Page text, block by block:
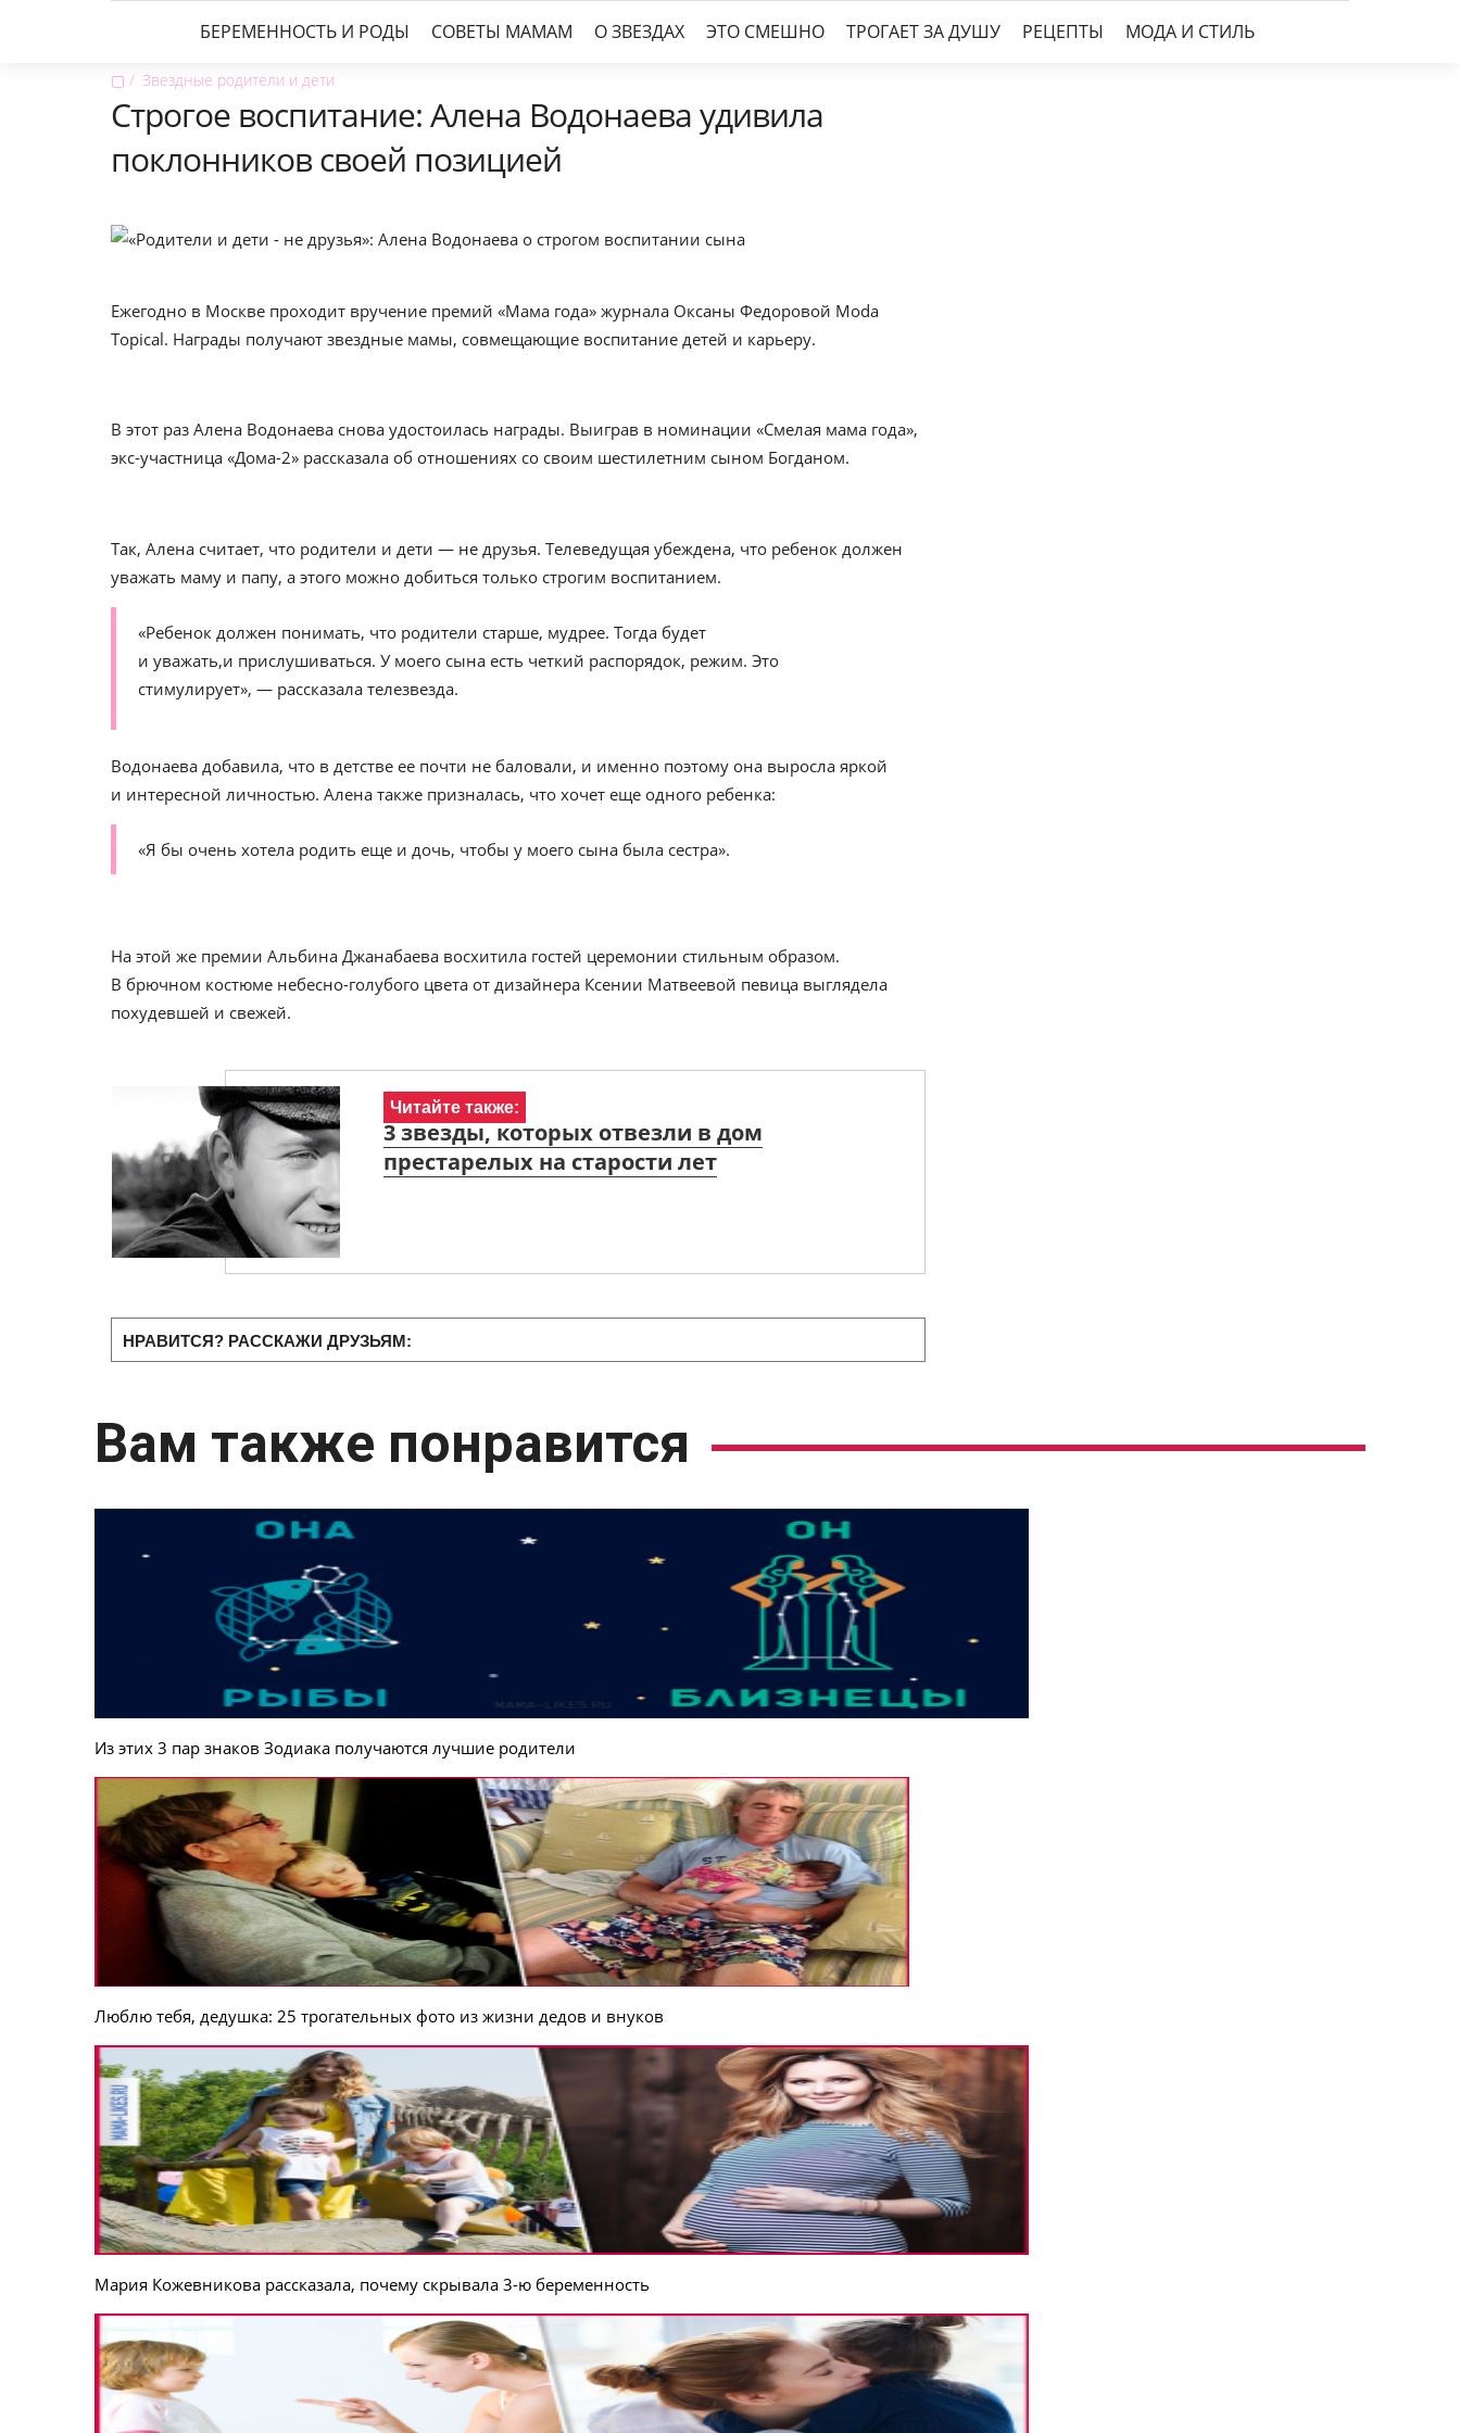
БЕРЕМЕННОСТЬ И РОДЫ СОВЕТЫ МАМАМ О ЗВЕЗДАХ ЭТО СМЕШНО ТРОГАЕТ ЗА ДУШУ РЕЦЕПТЫ МОДА И СТИЛЬ
▢ Звездные родители и дети
Строгое воспитание: Алена Водонаева удивила
поклонников своей позицией
Ежегодно в Москве проходит вручение премий «Мама года» журнала Оксаны Федоровой Moda
Topical. Награды получают звездные мамы, совмещающие воспитание детей и карьеру.
В этот раз Алена Водонаева снова удостоилась награды. Выиграв в номинации «Смелая мама года»,
экс-участница «Дома-2» рассказала об отношениях со своим шестилетним сыном Богданом.
Так, Алена считает, что родители и дети — не друзья. Телеведущая убеждена, что ребенок должен
уважать маму и папу, а этого можно добиться только строгим воспитанием.
«Ребенок должен понимать, что родители старше, мудрее. Тогда будет
и уважать,и прислушиваться. У моего сына есть четкий распорядок, режим. Это
стимулирует», — рассказала телезвезда.
Водонаева добавила, что в детстве ее почти не баловали, и именно поэтому она выросла яркой
и интересной личностью. Алена также призналась, что хочет еще одного ребенка:
«Я бы очень хотела родить еще и дочь, чтобы у моего сына была сестра».
На этой же премии Альбина Джанабаева восхитила гостей церемонии стильным образом.
В брючном костюме небесно-голубого цвета от дизайнера Ксении Матвеевой певица выглядела
похудевшей и свежей.
Читайте также:
3 звезды, которых отвезли в дом
престарелых на старости лет
НРАВИТСЯ? РАССКАЖИ ДРУЗЬЯМ:
Вам также понравится
Из этих 3 пар знаков Зодиака получаются лучшие родители
Люблю тебя, дедушка: 25 трогательных фото из жизни дедов и внуков
Мария Кожевникова рассказала, почему скрывала 3-ю беременность